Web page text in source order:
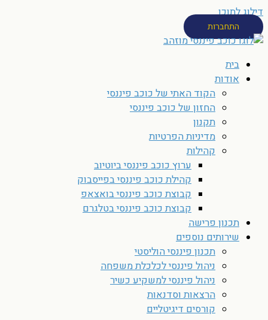
דילוג לתוכן
התחברות
בית
אודות
הקוד האתי של כוכב פיננסי
החזון של כוכב פיננסי
תקנון
מדיניות הפרטיות
קהילות
ערוץ כוכב פיננסי ביוטיוב
קהילת כוכב פיננסי בפייסבוק
קבוצת כוכב פיננסי בואצאפ
קבוצת כוכב פיננסי בטלגרם
תכנון פרישה
שירותים נוספים
תכנון פיננסי הוליסטי
ניהול פיננסי לכלכלת משפחה
ניהול פיננסי למשקיע כשיר
הרצאות וסדנאות
קורסים דיגיטליים